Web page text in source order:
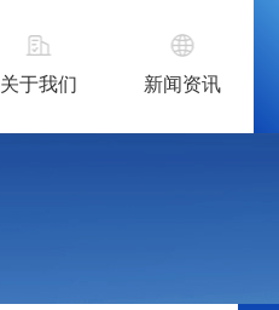
关于我们 新闻资讯